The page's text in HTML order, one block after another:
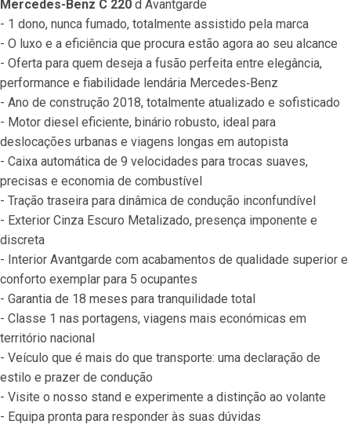
Mercedes-Benz C 220 d Avantgarde
- 1 dono, nunca fumado, totalmente assistido pela marca
- O luxo e a eficiência que procura estão agora ao seu alcance
- Oferta para quem deseja a fusão perfeita entre elegância,
performance e fiabilidade lendária Mercedes‐Benz
- Ano de construção 2018, totalmente atualizado e sofisticado
- Motor diesel eficiente, binário robusto, ideal para
deslocações urbanas e viagens longas em autopista
- Caixa automática de 9 velocidades para trocas suaves,
precisas e economia de combustível
- Tração traseira para dinâmica de condução inconfundível
- Exterior Cinza Escuro Metalizado, presença imponente e
discreta
- Interior Avantgarde com acabamentos de qualidade superior e
conforto exemplar para 5 ocupantes
- Garantia de 18 meses para tranquilidade total
- Classe 1 nas portagens, viagens mais económicas em
território nacional
- Veículo que é mais do que transporte: uma declaração de
estilo e prazer de condução
- Visite o nosso stand e experimente a distinção ao volante
- Equipa pronta para responder às suas dúvidas